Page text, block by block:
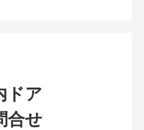
ドア
合せ